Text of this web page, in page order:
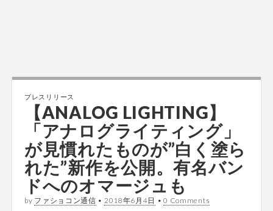
プレスリリース
【ANALOG LIGHTING】
「アナログライティング」
が見慣れたものが”白く塗ら
れた”新作を公開。有名バン
ドへのオマージュも
by ファショコン通信 • 2018年6月4日 •0 Comments